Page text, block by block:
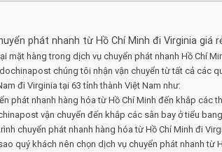
phát nhanh từ Hồ Chí Minh đi Virginia giá
mặt hàng trong dịch vụ chuyển phát nhanh Hồ Chí
chúng tôi nhận vận chuyển từ tất cả các
đi Virginia tại 63 tỉnh thành Việt Nam như:
phát nhanh hàng hóa từ Hồ Chí Minh đến khắp các
vận chuyển đến khắp các sân bay ở tiểu
chuyển phát nhanh hàng hóa từ Hồ Chí Minh đi
quý khách nên chọn dịch vụ chuyển phát nhanh từ